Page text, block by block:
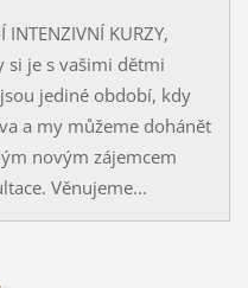
KURZY,
si je s vašimi dětmi
jediné období, kdy
a my můžeme dohánět
novým zájemcem
Věnujeme...